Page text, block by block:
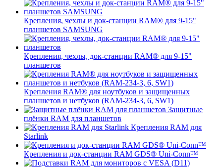
Крепления, чехлы и док-станции RAM® для 9-15"
планшетов SAMSUNG
Крепления, чехлы, док-станции RAM® для 9-15"
планшетов
Крепления RAM® для ноутбуков и защищенных
планшетов и нетбуков (RAM-234-3, 6, SW1)
Защитные
плёнки RAM для планшетов
Крепления RAM для
Starlink
Крепления и док-станции RAM GDS® Uni-Conn™